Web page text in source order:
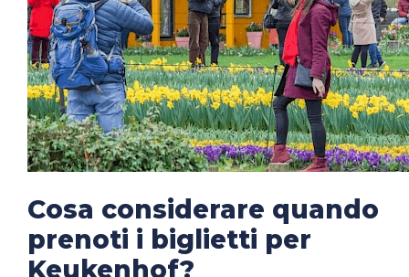
Cosa considerare quando
prenoti i biglietti per
Keukenhof?